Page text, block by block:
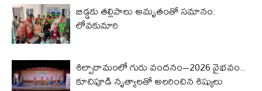
బిడ్డ‌కు త‌ల్లిపాలు అమృతంతో స‌మానం:
లోవ‌కుమారి
శిల్పారామంలో గురు వందనం–2026 వైభవం..
కూచిపూడి నృత్యాలతో అలరించిన శిష్యులు